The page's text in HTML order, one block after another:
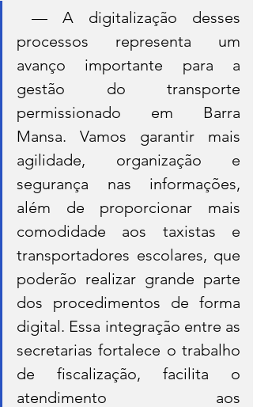
— A digitalização desses
processos representa um
avanço importante para a
gestão do transporte
permissionado em Barra
Mansa. Vamos garantir mais
agilidade, organização e
segurança nas informações,
além de proporcionar mais
comodidade aos taxistas e
transportadores escolares, que
poderão realizar grande parte
dos procedimentos de forma
digital. Essa integração entre as
secretarias fortalece o trabalho
de fiscalização, facilita o
atendimento aos